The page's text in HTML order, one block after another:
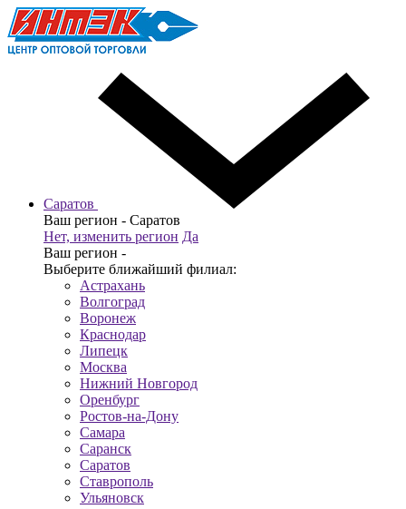
Саратов
Ваш регион - Саратов
Нет, изменить регион Да
Ваш регион -
Выберите ближайший филиал:
Астрахань
Волгоград
Воронеж
Краснодар
Липецк
Москва
Нижний Новгород
Оренбург
Ростов-на-Дону
Самара
Саранск
Саратов
Ставрополь
Ульяновск